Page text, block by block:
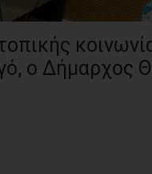
ο Δήμαρχος